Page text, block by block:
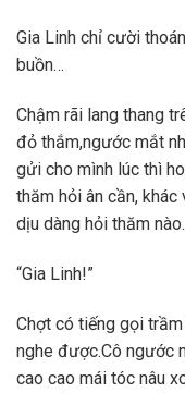
Gia Linh chỉ cười
buồn…
Chậm rãi lang thang
đỏ thắm,ngước mắt
gửi cho mình lúc thì
thăm hỏi ân cần,
dịu dàng hỏi thăm nào.
“Gia Linh!”
Chợt có tiếng gọi
nghe được.Cô ngước
cao cao mái tóc nâu